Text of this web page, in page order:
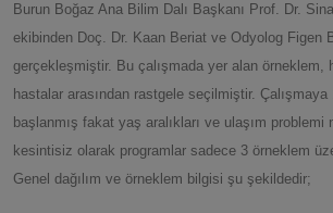
Burun Boğaz Ana Bilim Dalı Başkanı Prof. Dr.
ekibinden Doç. Dr. Kaan Beriat ve Odyolog Figen
gerçekleşmiştir. Bu çalışmada yer alan örneklem,
hastalar arasından rastgele seçilmiştir.
başlanmış fakat yaş aralıkları ve ulaşım
kesintisiz olarak programlar sadece 3 örneklem
Genel dağılım ve örneklem bilgisi şu şekildedir;